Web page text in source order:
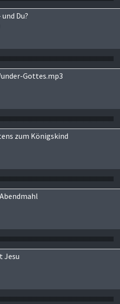
Du?
Gottes.mp3
zum Königskind
Jesu